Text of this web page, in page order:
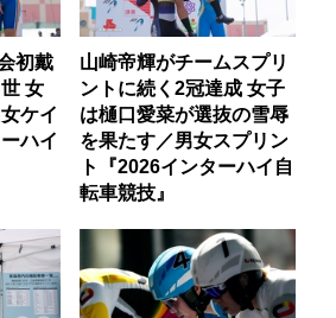
初戴
女
ケイ
ハイ
山崎帝輝がチームスプリ
ントに続く2冠達成 女子
は樋口愛菜が選抜の雪辱
を果たす／男女スプリン
ト『2026インターハイ自
転車競技』